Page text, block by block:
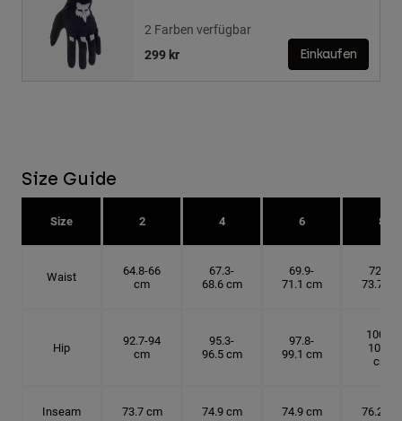
2 Farben verfügbar
299 kr
Einkaufen
Size Guide
Size 2 4 6 8
Waist
64.8-66
cm
67.3-
68.6 cm
69.9-
71.1 cm
72.4-
73.7 cm
Hip
92.7-94
cm
95.3-
96.5 cm
97.8-
99.1 cm
100.3-
101.6
cm
Inseam 73.7 cm 74.9 cm 74.9 cm 76.2 cm